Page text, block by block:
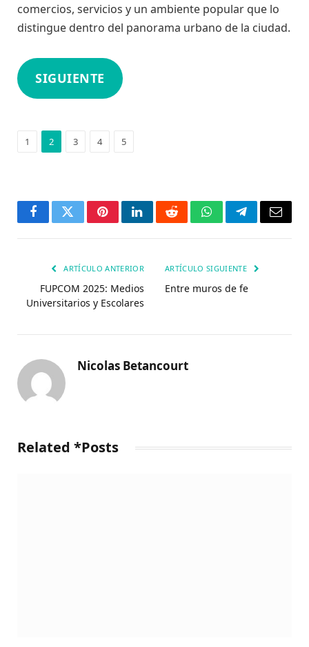
comercios, servicios y un ambiente popular que lo
distingue dentro del panorama urbano de la ciudad.
SIGUIENTE
1 2 3 4 5
FacebookTwitterPinterestLinkedInRedditWhatsAppTelegramaCorreo
ARTÍCULO ANTERIOR
FUPCOM 2025: Medios
Universitarios y Escolares
ARTÍCULO SIGUIENTE
Entre muros de fe
Nicolas Betancourt
Related *Posts